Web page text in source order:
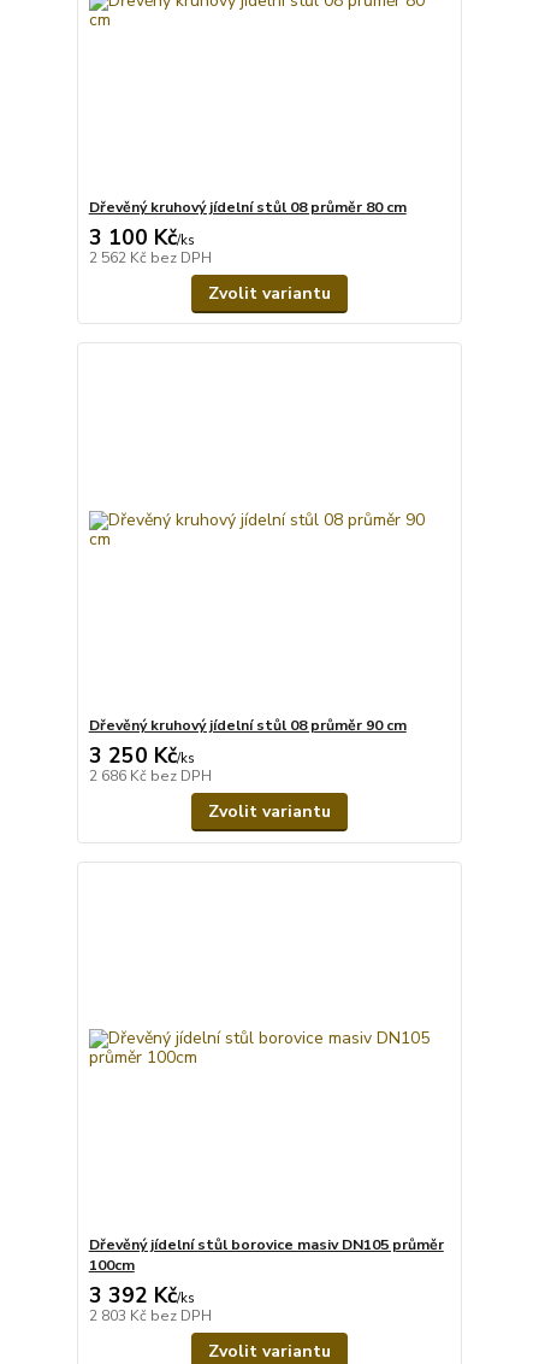
Dřevěný kruhový jídelní stůl 08 průměr 80 cm
3 100 Kč/ks
2 562 Kč bez DPH
Zvolit variantu
Dřevěný kruhový jídelní stůl 08 průměr 90 cm
3 250 Kč/ks
2 686 Kč bez DPH
Zvolit variantu
Dřevěný jídelní stůl borovice masiv DN105 průměr
100cm
3 392 Kč/ks
2 803 Kč bez DPH
Zvolit variantu